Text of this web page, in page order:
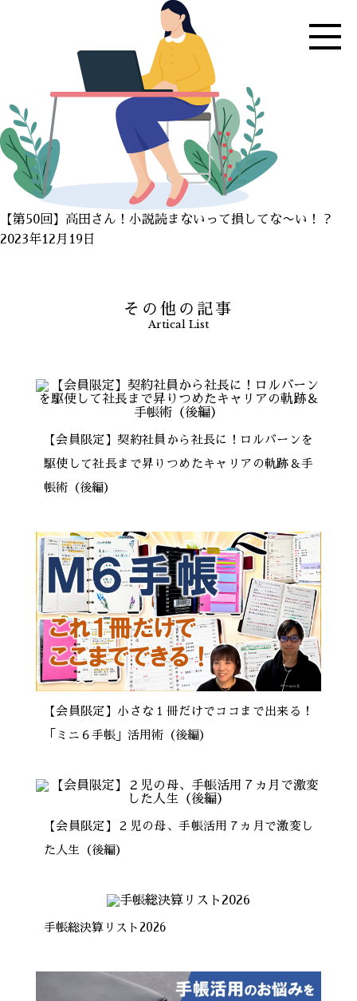
【第50回】高田さん！小説読まないって損してな〜い！？
2023年12月19日
その他の記事
Artical List
【会員限定】契約社員から社長に！ロルバーンを
駆使して社長まで昇りつめたキャリアの軌跡＆手
帳術（後編）
【会員限定】小さな１冊だけでココまで出来る！
「ミニ６手帳」活用術（後編）
【会員限定】２児の母、手帳活用７ヵ月で激変し
た人生（後編）
手帳総決算リスト2026